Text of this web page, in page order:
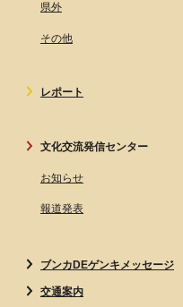
県外
その他
レポート
文化交流発信センター
お知らせ
報道発表
ブンカDEゲンキメッセージ
交通案内